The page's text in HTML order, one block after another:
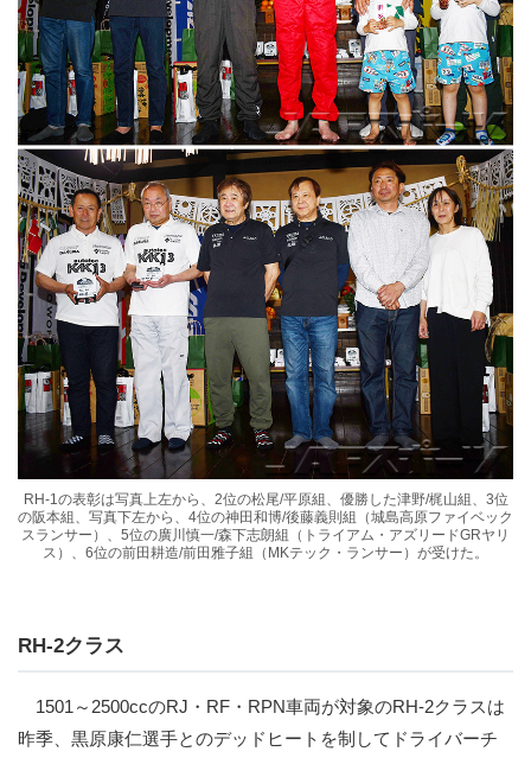
RH-1の表彰は写真上左から、2位の松尾/平原組、優勝した津野/梶山組、3位
の阪本組、写真下左から、4位の神田和博/後藤義則組（城島高原ファイベック
スランサー）、5位の廣川慎一/森下志朗組（トライアム・アズリードGRヤリ
ス）、6位の前田耕造/前田雅子組（MKテック・ランサー）が受けた。
RH-2クラス
1501～2500ccのRJ・RF・RPN車両が対象のRH-2クラスは
昨季、黒原康仁選手とのデッドヒートを制してドライバーチ